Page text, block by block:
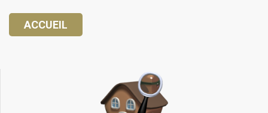
ACCUEIL